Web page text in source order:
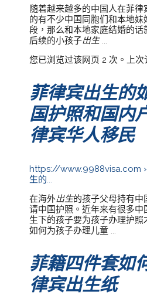
随着越来越多的中国人在菲
的有不少中国同胞们和本地
段，那么和本地家庭结婚的话
后续的小孩子出生...
您已浏览过该网页 2 次。上
菲律宾出生的
国护照和国内
律宾华人移民
https://www.9988visa.com ›
生的...
在海外出生的孩子父母持有中
请中国护照。近年来有很多中
生下的孩子要为孩子办理护照
如何为孩子办理儿童 ...
菲籍四件套如
律宾出生纸